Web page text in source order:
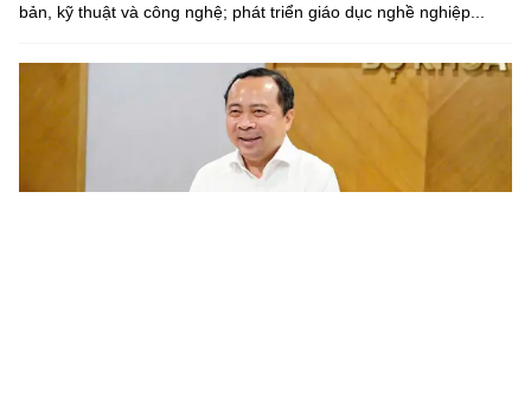
bản, kỹ thuật và công nghệ; phát triển giáo dục nghề nghiệp...